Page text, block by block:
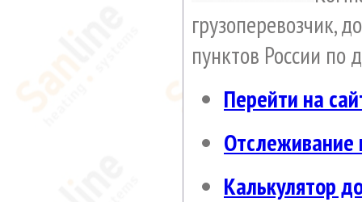
грузоперевозчик,
пунктов России по
Перейти на
Отслеживание
Калькулятор